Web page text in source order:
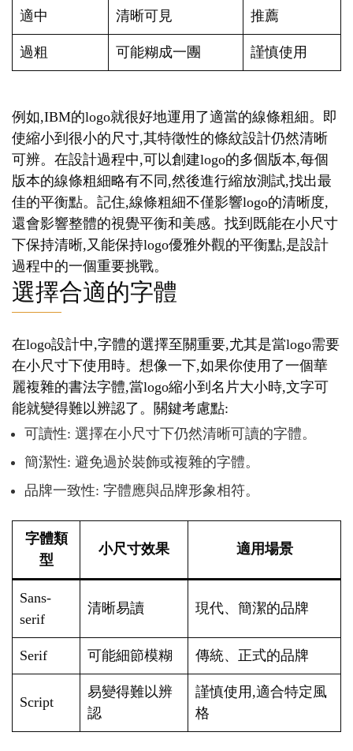
適中 清晰可見 推薦
過粗 可能糊成一團 謹慎使用
例如,IBM的logo就很好地運用了適當的線條粗細。即
使縮小到很小的尺寸,其特徵性的條紋設計仍然清晰
可辨。在設計過程中,可以創建logo的多個版本,每個
版本的線條粗細略有不同,然後進行縮放測試,找出最
佳的平衡點。記住,線條粗細不僅影響logo的清晰度,
還會影響整體的視覺平衡和美感。找到既能在小尺寸
下保持清晰,又能保持logo優雅外觀的平衡點,是設計
過程中的一個重要挑戰。
選擇合適的字體
在logo設計中,字體的選擇至關重要,尤其是當logo需要
在小尺寸下使用時。想像一下,如果你使用了一個華
麗複雜的書法字體,當logo縮小到名片大小時,文字可
能就變得難以辨認了。關鍵考慮點:
可讀性: 選擇在小尺寸下仍然清晰可讀的字體。
簡潔性: 避免過於裝飾或複雜的字體。
品牌一致性: 字體應與品牌形象相符。
字體類
型
小尺寸效果 適用場景
Sans-
serif
清晰易讀 現代、簡潔的品牌
Serif 可能細節模糊 傳統、正式的品牌
Script
易變得難以辨
認
謹慎使用,適合特定風
格